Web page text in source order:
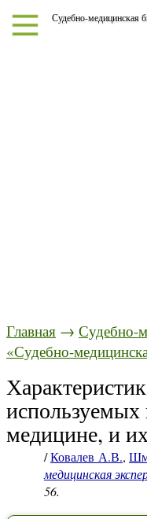
Судебно-медицинская
Главная → Судебно-
«Судебно-
используемых
медицине, и
/Ковалев А.В.,
медицинская
56.